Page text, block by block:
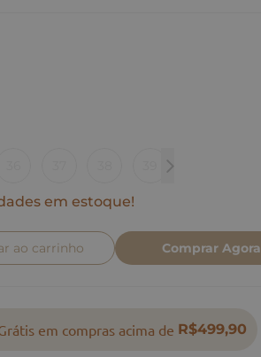
em estoque!
ao carrinho Comprar Agora
em compras acima de R$499,90